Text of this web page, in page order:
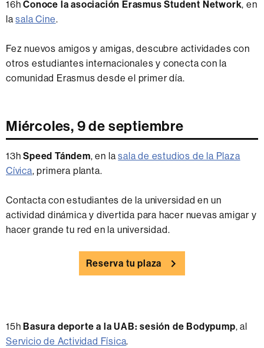
16hConoce la asociación Erasmus Student Network, en
lasala Cine.
Fez nuevos amigos y amigas, descubre actividades con
otros estudiantes internacionales y conecta con la
comunidad Erasmus desde el primer día.
Miércoles, 9 de septiembre
13hSpeed Tándem, en lasala de estudios de la Plaza
Cívica, primera planta.
Contacta con estudiantes de la universidad en un
actividad dinámica y divertida para hacer nuevas amigar y
hacer grande tu red en la universidad.
Reserva tu plaza
15h Basura deporte a la UAB: sesión de Bodypump, al
Servicio de Actividad Física.